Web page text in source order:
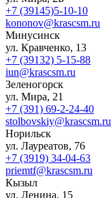
+7 (39145)5-10-10
kononov@krascsm.ru
Минусинск
ул. Кравченко, 13
+7 (39132) 5-15-88
iun@krascsm.ru
Зеленогорск
ул. Мира, 21
+7 (391) 69-2-24-40
stolbovskiy@krascsm.ru
Норильск
ул. Лауреатов, 76
+7 (3919) 34-04-63
priemtf@krascsm.ru
Кызыл
ул. Ленина, 15